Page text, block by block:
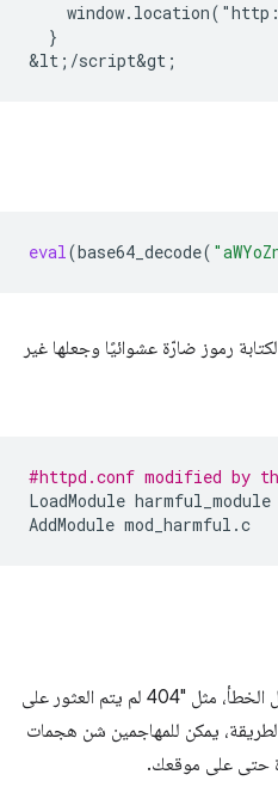
eval(base64_decode(
رموز ضارّة عشوائيًا وجعلها غير
#httpd.conf modified by
LoadModule
AddModule
يتم ضبط النموذج المستخدَم لرسائل الخطأ، مثل "404 لم يتم العثور على
يمكن للمهاجمين شن هجمات